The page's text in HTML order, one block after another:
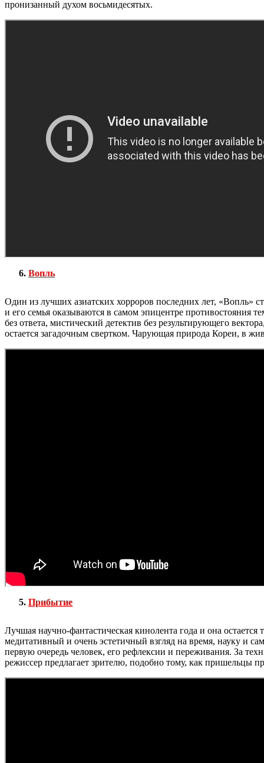
пронизанный духом восьмидесятых.
Вопль
Один из лучших азиатских хорроров последних лет, «Вопль»
и его семья оказываются в самом эпицентре противостояния
без ответа, мистический детектив без результирующего
остается загадочным свертком. Чарующая природа Кореи, в
Прибытие
Лучшая научно-фантастическая кинолента года и она
медитативный и очень эстетичный взгляд на время, науку и
первую очередь человек, его рефлексии и переживания. За
режиссер предлагает зрителю, подобно тому, как пришельцы